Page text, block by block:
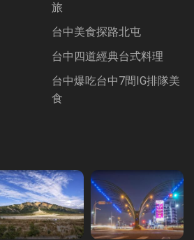
旅
台中美食探路北屯
台中四道經典台式料理
台中爆吃台中7間IG排隊美
食